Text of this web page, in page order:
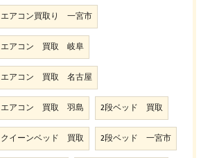
エアコン買取り 一宮市
エアコン 買取 岐阜
エアコン 買取 名古屋
エアコン 買取 羽島 2段ベッド 買取
クイーンベッド 買取 2段ベッド 一宮市